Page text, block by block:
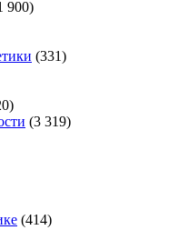
900)
(331)
(3 319)
(414)